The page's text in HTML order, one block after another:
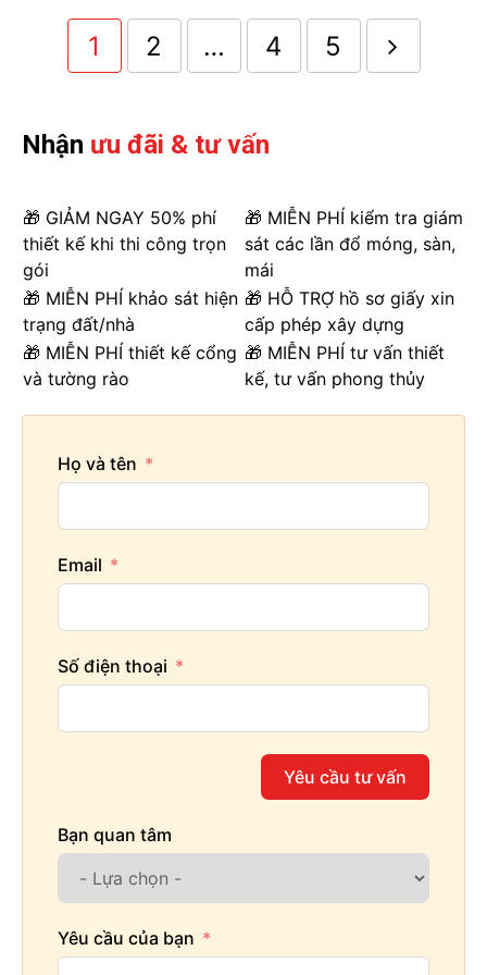
Phần mái chóp hoàng gia sang trọng, nguy nga
Mansard tráng lệ mặt tiền 9m
Mái Mansard chính là một trong những kiểu mái được
ứng dụng khá nhiều trong cácbiệt thự tân cổ điển
ngày nay. Phần mái không quá cầu kỳ nhưng vẫn giữ
được nét sang trọng và đẳng cấp cho công trình. Mái
có dạng hình thang úp ngược tạo sự tráng lệ như
Mái Mansard tráng lệ cho biệt thự kiểu tân cổ điển
mức. Các họa tiết chạm nổi đặc trưng chỉ được giữ
lại trên các hệ cột trụ và lan can để tạo điểm nhấn.
Tông màu trắng kết hợp với mái xanh luôn là phương
tân cổ điển.
1 2 … 4 5
Nhận ưu đãi & tư vấn
🎁 GIẢM NGAY 50% phí
thiết kế khi thi công trọn
gói
🎁 MIỄN PHÍ kiểm tra giám
sát các lần đổ móng, sàn,
mái
🎁 MIỄN PHÍ khảo sát hiện
trạng đất/nhà
🎁 HỖ TRỢ hồ sơ giấy xin
cấp phép xây dựng
🎁 MIỄN PHÍ thiết kế cổng
và tường rào
🎁 MIỄN PHÍ tư vấn thiết
kế, tư vấn phong thủy
Họ và tên
Email
Số điện thoại
Yêu cầu tư vấn
Bạn quan tâm
Yêu cầu của bạn